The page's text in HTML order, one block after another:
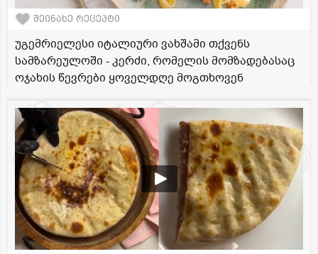
შეინახე რეცეპტი
უგემრიელესი იტალიური ვახშამი თქვენს
სამზარეულოში - კერძი, რომელის მომზადებასაც
ოჯახის წევრები ყოველდღე მოგთხოვენ